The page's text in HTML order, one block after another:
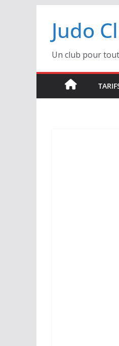
contenu
Judo
Un club pour